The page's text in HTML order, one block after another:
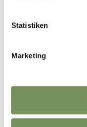
Statistiken
Marketing